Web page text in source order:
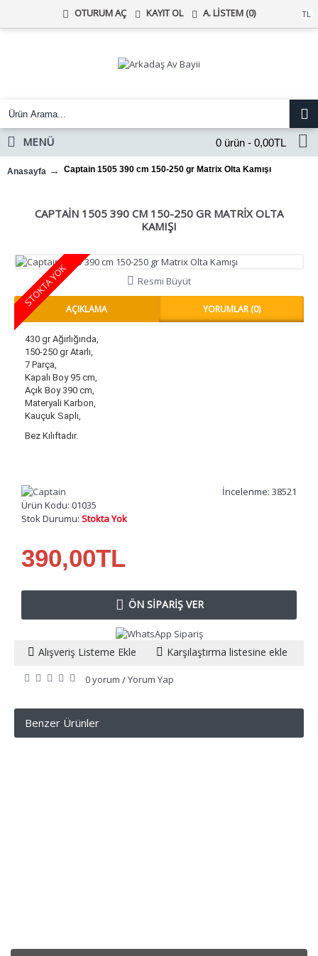
TL
OTURUM AÇ KAYIT OL A. LISTEM (0)
0 ürün - 0,00TL
MENÜ
Anasayfa Captain 1505 390 cm 150-250 gr Matrix Olta Kamışı
CAPTAIN 1505 390 CM 150-250 GR MATRIX OLTA
KAMIŞI
STOKTA YOK Resmi Büyüt
AÇIKLAMA YORUMLAR (0)
430 gr Ağırlığında,
150-250 gr Atarlı,
7 Parça,
Kapalı Boy 95 cm,
Açık Boy 390 cm,
Materyali Karbon,
Kauçuk Saplı,
Bez Kılıftadır.
İncelenme: 38521
Ürün Kodu: 01035
Stok Durumu: Stokta Yok
390,00TL
ÖN SIPARIŞ VER
Alışveriş Listeme Ekle Karşılaştırma listesine ekle
0 yorum /Yorum Yap
Benzer Ürünler